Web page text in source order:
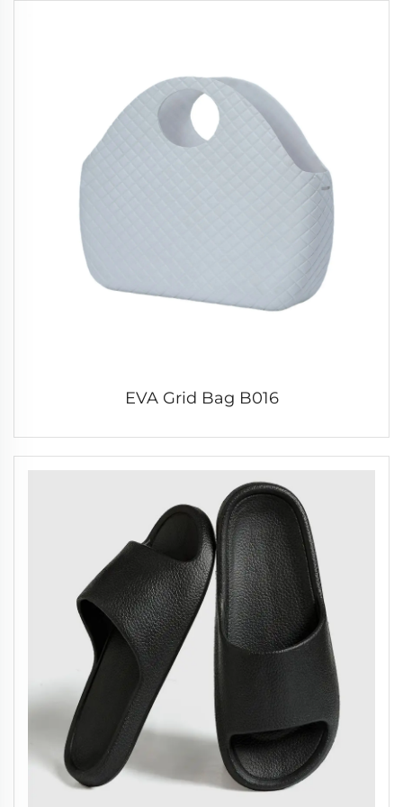
EVA Grid Bag B016